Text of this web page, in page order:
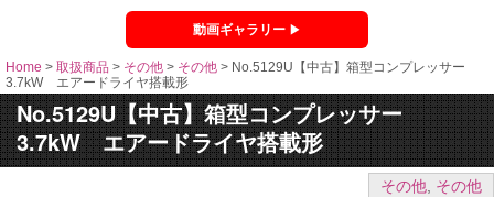
動画ギャラリー
Home > 取扱商品 > その他 > その他 > No.5129U【中古】箱型コンプレッサー
3.7kW エアードライヤ搭載形
No.5129U【中古】箱型コンプレッサー
3.7kW エアードライヤ搭載形
その他, その他